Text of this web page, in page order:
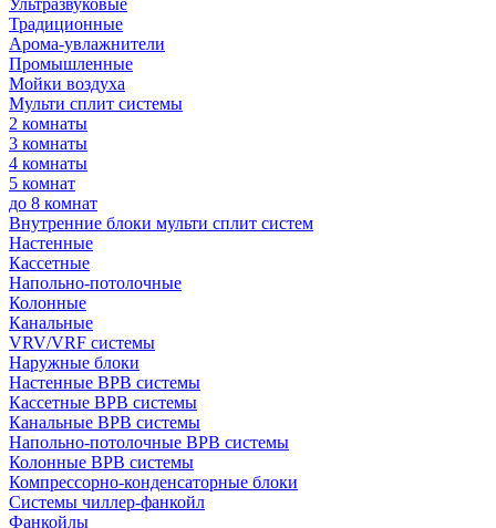
Ультразвуковые
Традиционные
Арома-увлажнители
Промышленные
Мойки воздуха
Мульти сплит системы
2 комнаты
3 комнаты
4 комнаты
5 комнат
до 8 комнат
Внутренние блоки мульти сплит систем
Настенные
Кассетные
Напольно-потолочные
Колонные
Канальные
VRV/VRF системы
Наружные блоки
Настенные ВРВ системы
Кассетные ВРВ системы
Канальные ВРВ системы
Напольно-потолочные ВРВ системы
Колонные ВРВ системы
Компрессорно-конденсаторные блоки
Системы чиллер-фанкойл
Фанкойлы